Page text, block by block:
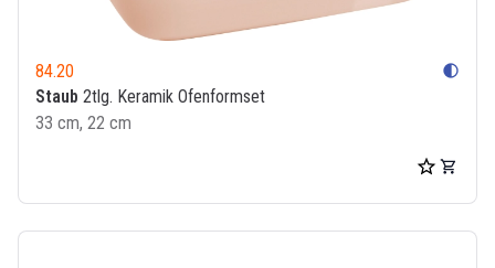
84.20 contrast
Staub 2tlg. Keramik Ofenformset
33 cm, 22 cm